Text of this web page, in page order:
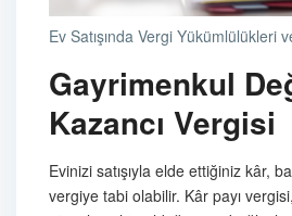
Ev Satışında Vergi Yükümlülükleri
Gayrimenkul
Kazancı Vergisi
Evinizi satışıyla elde ettiğiniz kâr,
vergiye tabi olabilir. Kâr payı